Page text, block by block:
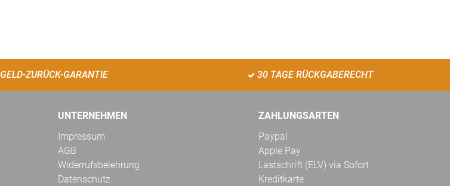
GELD-ZURÜCK-GARANTIE 30 TAGE RÜCKGABERECHT
UNTERNEHMEN
Impressum
AGB
Widerrufsbelehrung
Datenschutz
ZAHLUNGSARTEN
Paypal
Apple Pay
Lastschrift (ELV) via Sofort
Kreditkarte